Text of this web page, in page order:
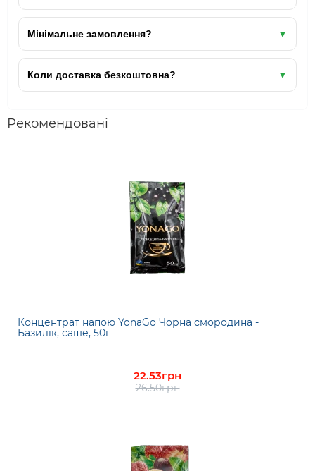
50 г на 300–400 мл води.
Мінімальне замовлення? ▼
500 грн самовивіз / 1000 грн доставка.
Коли доставка безкоштовна? ▼
Україна — від 5000 грн (
Рекомендовані
Концентрат напою YonaGo Чорна смородина -
Базилік, саше, 50г
22.53грн
26.50грн